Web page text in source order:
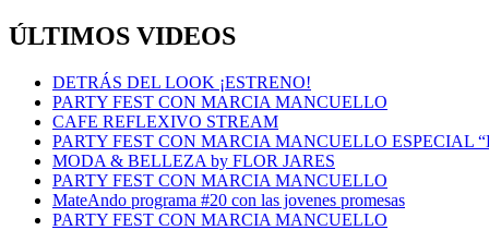
ÚLTIMOS VIDEOS
DETRÁS DEL LOOK ¡ESTRENO!
PARTY FEST CON MARCIA MANCUELLO
CAFE REFLEXIVO STREAM
PARTY FEST CON MARCIA MANCUELLO ESPECIAL
MODA & BELLEZA by FLOR JARES
PARTY FEST CON MARCIA MANCUELLO
MateAndo programa #20 con las jovenes promesas
PARTY FEST CON MARCIA MANCUELLO